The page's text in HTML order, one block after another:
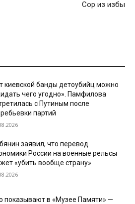
Сор из избы
киевской банды детоубийц можно
чего угодно». Памфилова
с Путиным после
партий
заявил, что перевод
России на военные рельсы
«убить вообще страну»
показывают в «Музее Памяти» —